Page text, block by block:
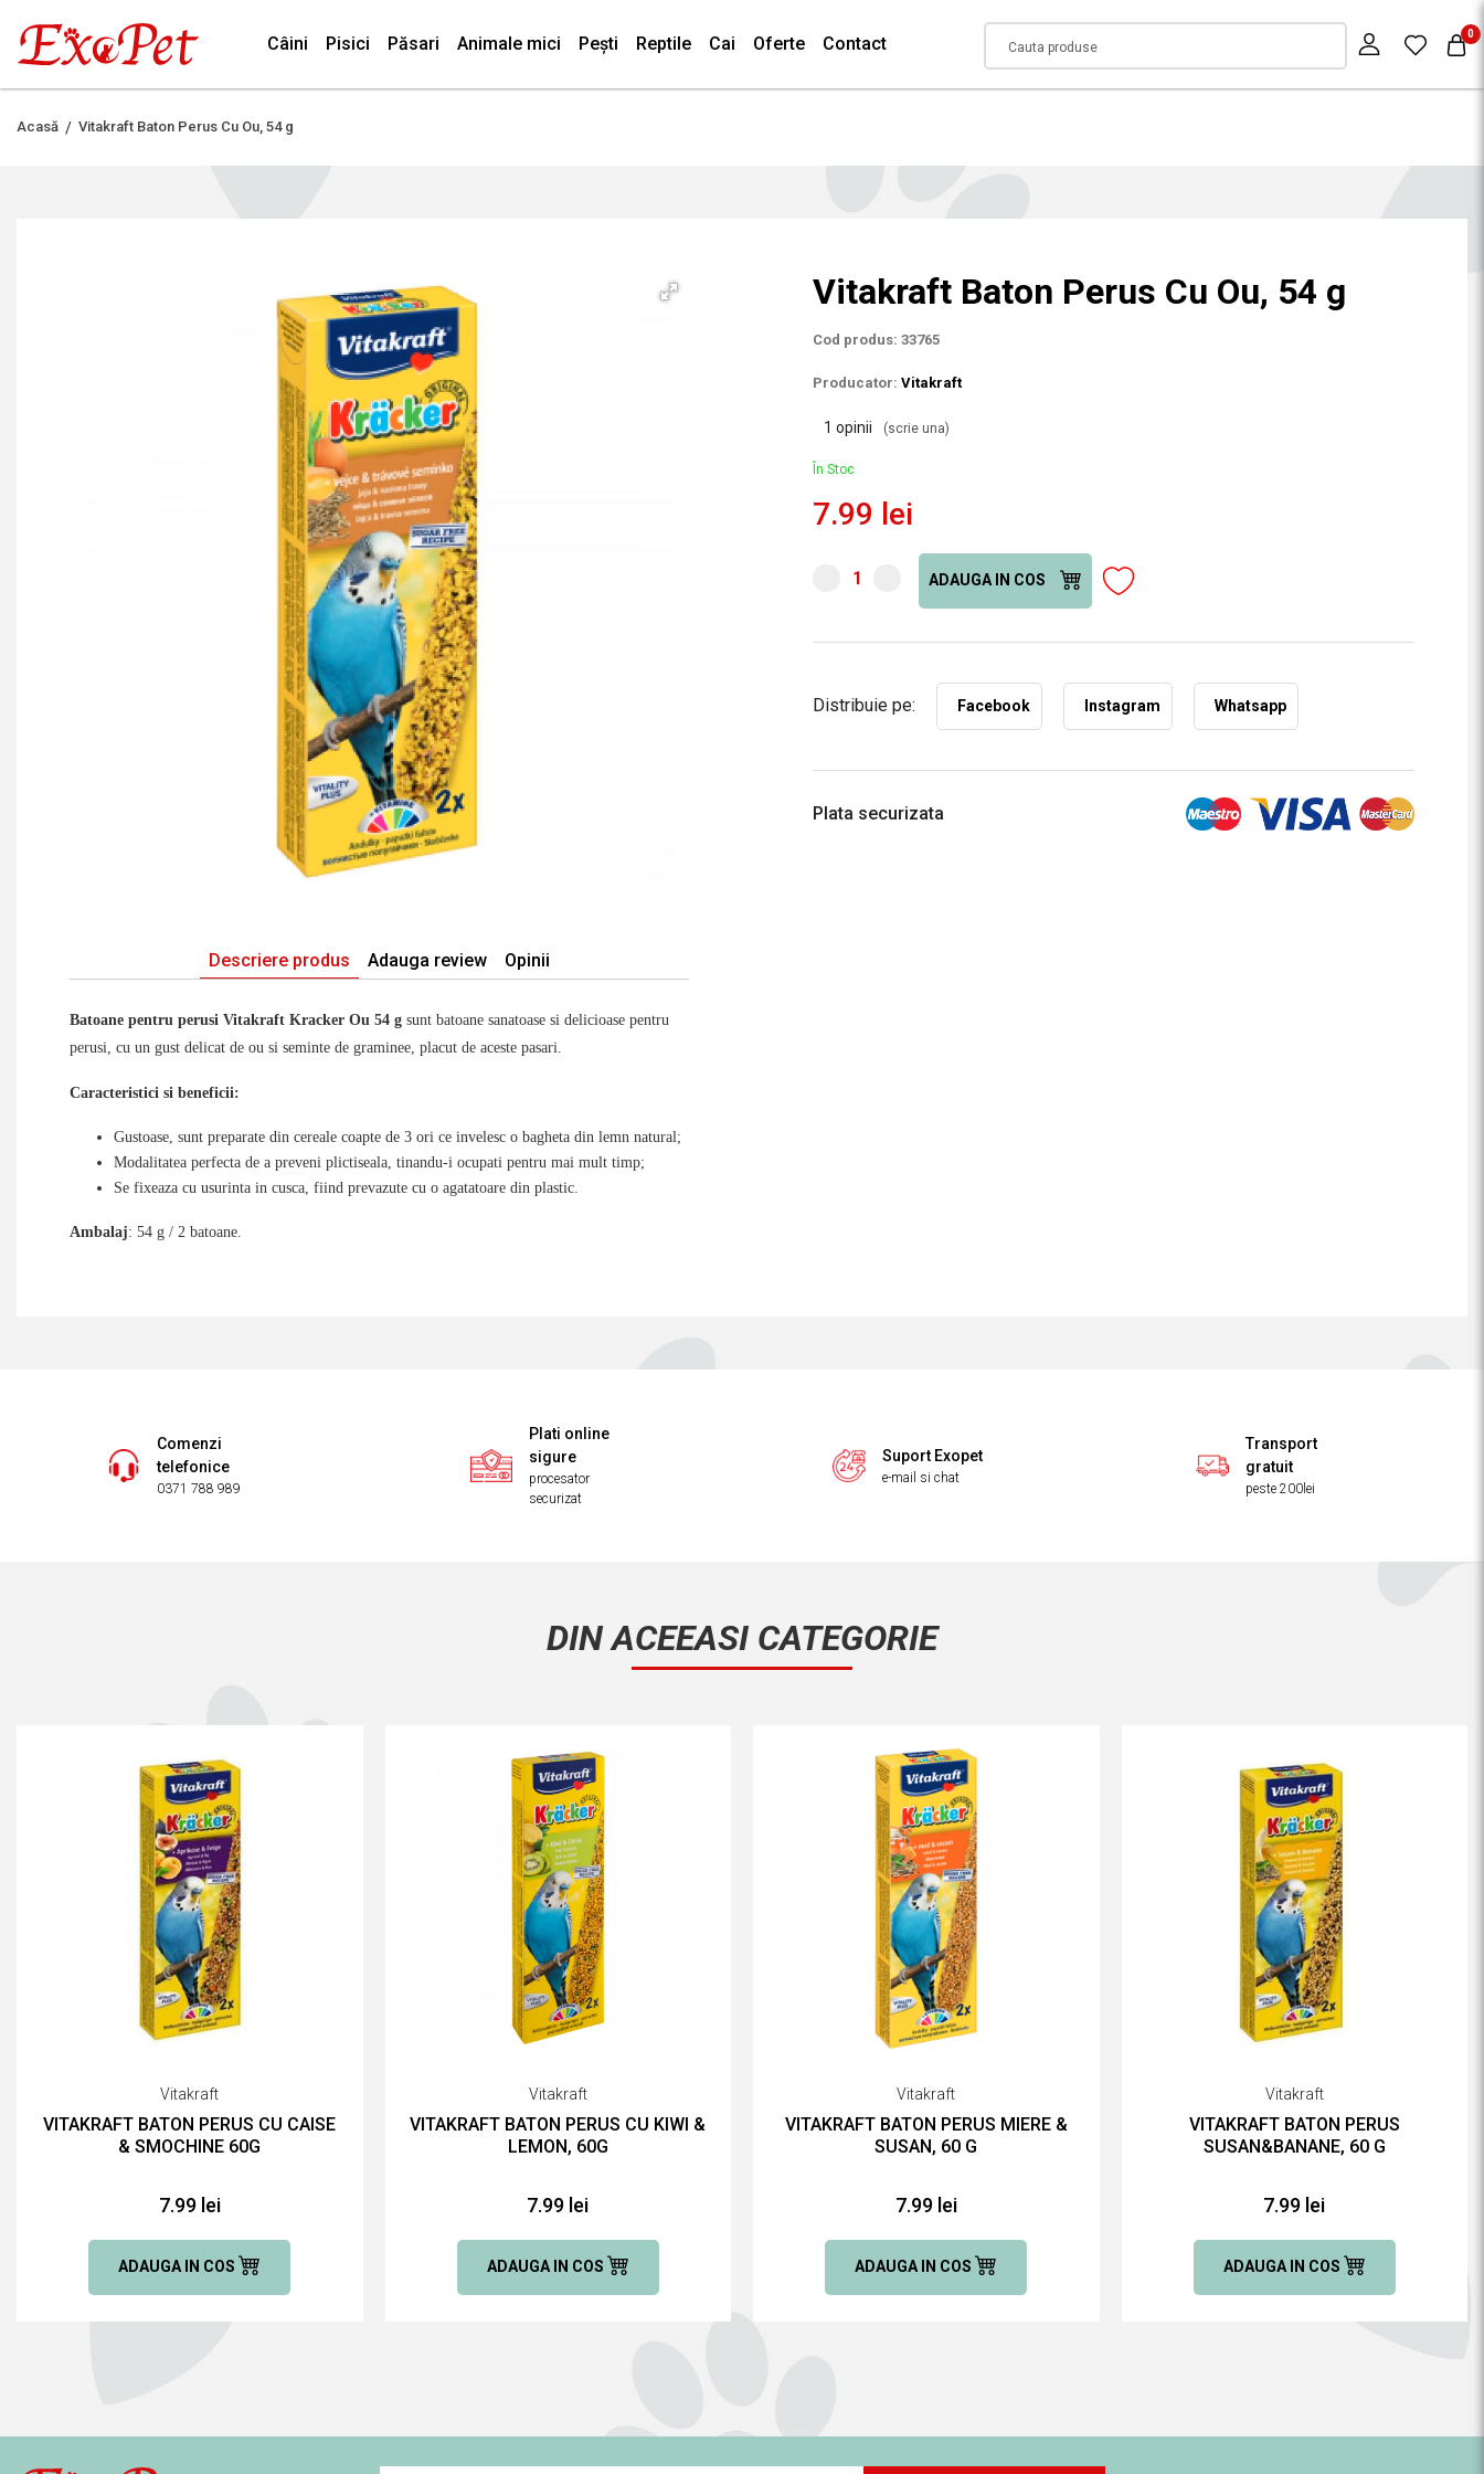
Câini Pisici Păsari Animale mici Pești Reptile Cai Oferte Contact 0
Acasă Vitakraft Baton Perus Cu Ou, 54 g
Descriere produs Adauga review Opinii
Batoane pentru perusi Vitakraft Kracker Ou 54 g sunt batoane sanatoase si delicioase pentru
perusi, cu un gust delicat de ou si seminte de graminee, placut de aceste pasari.
Caracteristici si beneficii:
Gustoase, sunt preparate din cereale coapte de 3 ori ce invelesc o bagheta din lemn natural;
Modalitatea perfecta de a preveni plictiseala, tinandu-i ocupati pentru mai mult timp;
Se fixeaza cu usurinta in cusca, fiind prevazute cu o agatatoare din plastic.
Ambalaj: 54 g / 2 batoane.
Vitakraft Baton Perus Cu Ou, 54 g
Cod produs: 33765
Producator: Vitakraft
1 opinii (scrie una)
În Stoc
7.99 lei
ADAUGA IN COS
Distribuie pe: Facebook Instagram Whatsapp
Plata securizata
Comenzi
telefonice
0371 788 989
Plati online
sigure
procesator
securizat
Suport Exopet
e-mail si chat
Transport
gratuit
peste 200lei
DIN ACEEASI CATEGORIE
Vitakraft
VITAKRAFT BATON PERUS CU CAISE
& SMOCHINE 60G
7.99 lei
ADAUGA IN COS
Vitakraft
VITAKRAFT BATON PERUS CU KIWI &
LEMON, 60G
7.99 lei
ADAUGA IN COS
Vitakraft
VITAKRAFT BATON PERUS MIERE &
SUSAN, 60 G
7.99 lei
ADAUGA IN COS
Vitakraft
VITAKRAFT BATON PERUS
SUSAN&BANANE, 60 G
7.99 lei
ADAUGA IN COS